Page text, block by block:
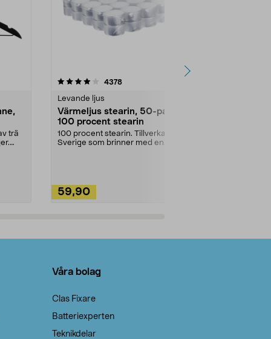
trä
4378recensioner
Levande ljus
Värmeljus stearin, 50-pack,
100 procent stearin
100 procent stearin. Tillverkade i
Sverige som brinner med en
59,90
4.5av 5 stjärnor
Våra bolag
Clas Fixare
Batteriexperten
Teknikdelar